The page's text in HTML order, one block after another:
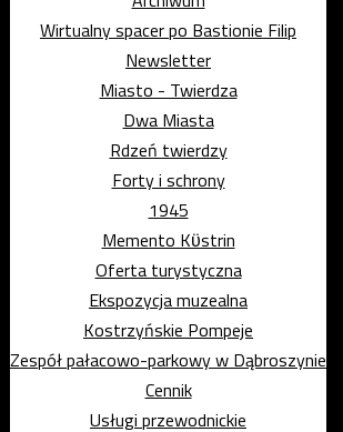
Wirtualny spacer po Bastionie Filip
Newsletter
Miasto - Twierdza
Dwa Miasta
Rdzeń twierdzy
Forty i schrony
1945
Memento Kϋstrin
Oferta turystyczna
Ekspozycja muzealna
Kostrzyńskie Pompeje
Zespół pałacowo-parkowy w Dąbroszynie
Cennik
Usługi przewodnickie